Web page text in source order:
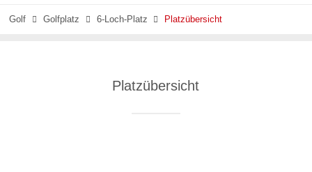
Golf  Golfplatz  6-Loch-Platz  Platzübersicht
Platzübersicht